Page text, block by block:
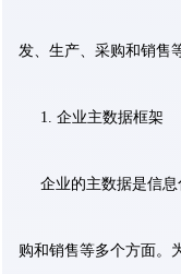
发、生产、采购和销售
1. 企业主数据框架
企业的主数据是信
购和销售等多个方面。